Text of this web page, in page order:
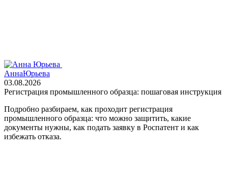
АннаЮрьева
03.08.2026
Регистрация промышленного образца: пошаговая инструкция
Подробно разбираем, как проходит регистрация
промышленного образца: что можно защитить, какие
документы нужны, как подать заявку в Роспатент и как
избежать отказа.